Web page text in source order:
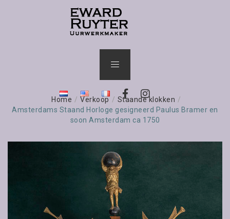
Home / Verkoop / Staande klokken /
Amsterdams Staand Horloge gesigneerd Paulus Bramer en
soon Amsterdam ca 1750